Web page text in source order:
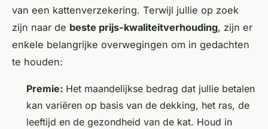
van een kattenverzekering. Terwijl jullie op zoek
zijn naar de beste prijs-kwaliteitverhouding, zijn er
enkele belangrijke overwegingen om in gedachten
te houden:
Premie: Het maandelijkse bedrag dat jullie betalen
kan variëren op basis van de dekking, het ras, de
leeftijd en de gezondheid van de kat. Houd in